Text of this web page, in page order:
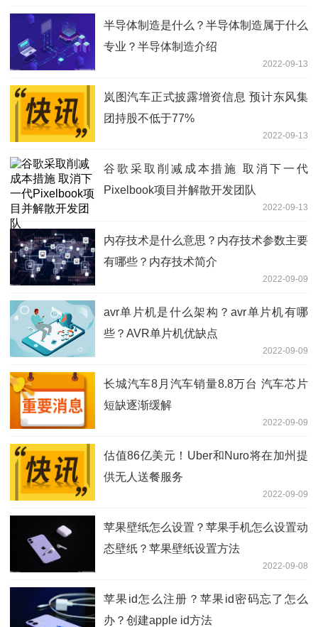
半导体制造是什么？半导体制造属于什么
专业？半导体制造介绍
2022-09-13
岚图汽车正式披露增资信息 预计东风集
团持股不低于77%
2022-09-13
谷歌采取削减成本措施 取消下一代
Pixelbook项目并解散开发团队
2022-09-13
内存技术是什么意思？内存技术参数主要
有哪些？内存技术简介
2022-09-09
avr单片机是什么架构？avr单片机有哪
些？AVR单片机优缺点
2022-09-09
长城汽车8月汽车销量8.8万台 汽车芯片
短缺逐渐缓解
2022-09-09
估值86亿美元！Uber和Nuro将在加州提
供无人送餐服务
2022-09-09
苹果壁纸怎么设置？苹果手机怎么设置动
态壁纸？苹果壁纸设置方法
2022-09-08
苹果id怎么注册？苹果id密码忘了怎么
办？创建apple id方法